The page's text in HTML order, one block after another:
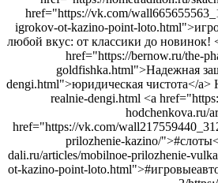
href="https://vk.com/
igrokov-ot-kazino-point-
любой вкус: от классики до новинок!
href="https://bernow.ru/the-
goldfishka.html">Надежная
dengi.html">юридическая чистота</a>
realnie-dengi.html <a
hodchenkova.ru/
href="https://vk.com/
prilozhenie-kazino/
dali.ru/articles/mobilnoe-prilozhenie-
ot-kazino-point-